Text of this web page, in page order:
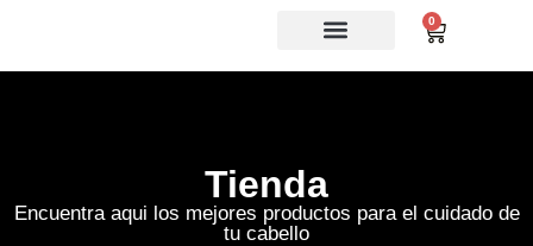
0
Tienda
Encuentra aqui los mejores productos para el cuidado de
tu cabello